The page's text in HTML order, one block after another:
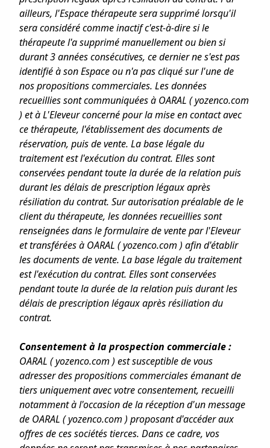
ailleurs, l'Espace thérapeute sera supprimé lorsqu'il
sera considéré comme inactif c'est-à-dire si le
thérapeute l'a supprimé manuellement ou bien si
durant 3 années consécutives, ce dernier ne s'est pas
identifié à son Espace ou n'a pas cliqué sur l'une de
nos propositions commerciales. Les données
recueillies sont communiquées à OARAL ( yozenco.com
) et à L'Eleveur concerné pour la mise en contact avec
ce thérapeute, l'établissement des documents de
réservation, puis de vente. La base légale du
traitement est l'exécution du contrat. Elles sont
conservées pendant toute la durée de la relation puis
durant les délais de prescription légaux après
résiliation du contrat. Sur autorisation préalable de le
client du thérapeute, les données recueillies sont
renseignées dans le formulaire de vente par l'Eleveur
et transférées à OARAL ( yozenco.com ) afin d'établir
les documents de vente. La base légale du traitement
est l'exécution du contrat. Elles sont conservées
pendant toute la durée de la relation puis durant les
délais de prescription légaux après résiliation du
contrat.
Consentement à la prospection commerciale :
OARAL ( yozenco.com ) est susceptible de vous
adresser des propositions commerciales émanant de
tiers uniquement avec votre consentement, recueilli
notamment à l'occasion de la réception d'un message
de OARAL ( yozenco.com ) proposant d'accéder aux
offres de ces sociétés tierces. Dans ce cadre, vos